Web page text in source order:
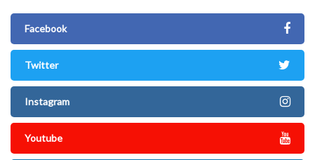
Facebook
Twitter
Instagram
Youtube